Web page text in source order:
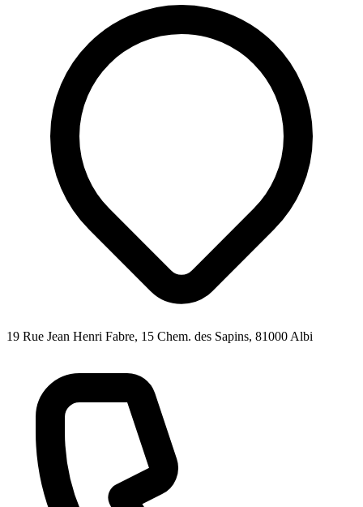
19 Rue Jean Henri Fabre, 15 Chem. des Sapins, 81000 Albi